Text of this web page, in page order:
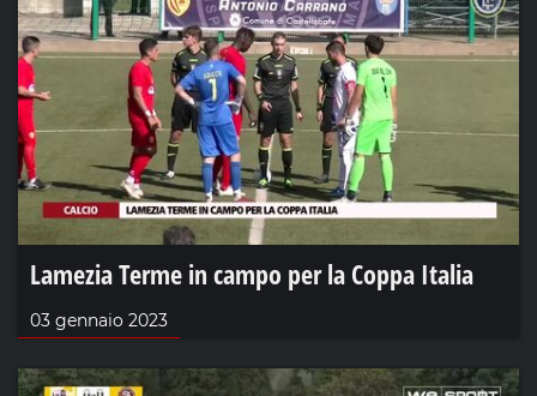
Lamezia Terme in campo per la Coppa Italia
03 gennaio 2023